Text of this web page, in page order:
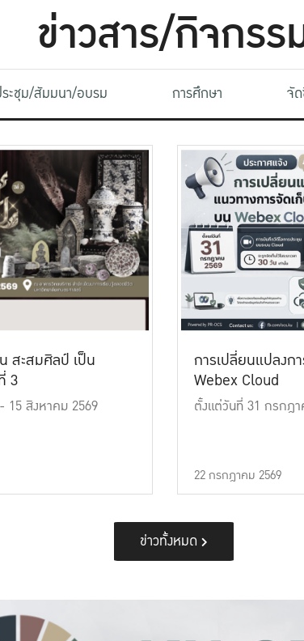
ข่าวสาร/กิจกรร
ะชุม/สัมมนา/อบรม การศึกษา จั
สะสมศิลป์ เป็น
3
15 สิงหาคม 2569
การเปลี่ยนแปลงก
Webex Cloud
ตั้งแต่วันที่ 31 กรกฎ
22 กรกฎาคม 2569
ข่าวทั้งหมด